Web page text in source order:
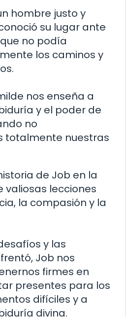
hombre justo y
su lugar ante
no podía
los caminos y
nos enseña a
y el poder de
no
totalmente nuestras
de Job en la
valiosas lecciones
la compasión y la
y las
Job nos
firmes en
presentes para los
difíciles y a
divina.